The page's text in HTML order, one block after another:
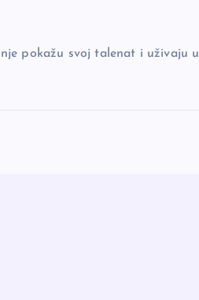
pokažu svoj talenat i uživaju u